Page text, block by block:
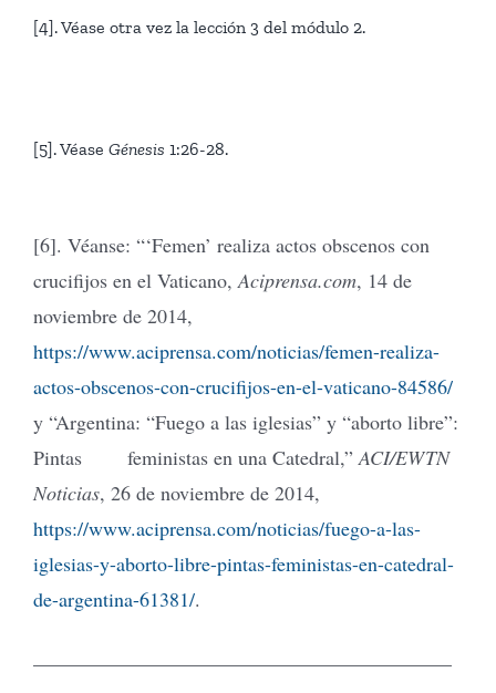
[4]. Véase otra vez la lección 3 del módulo 2.
[5]. Véase Génesis 1:26-28.
[6]. Véanse: “‘Femen’ realiza actos obscenos con
crucifijos en el Vaticano, Aciprensa.com, 14 de
noviembre de 2014,
https://www.aciprensa.com/noticias/femen-realiza-
actos-obscenos-con-crucifijos-en-el-vaticano-84586/
y “Argentina: “Fuego a las iglesias” y “aborto libre”:
Pintas feministas en una Catedral,” ACI/EWTN
Noticias, 26 de noviembre de 2014,
https://www.aciprensa.com/noticias/fuego-a-las-
iglesias-y-aborto-libre-pintas-feministas-en-catedral-
de-argentina-61381/.